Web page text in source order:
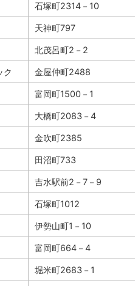
石塚町2314－10
天神町797
北茂呂町2－2
ク 金屋仲町2488
富岡町1500－1
大橋町2083－4
金吹町2385
田沼町733
吉水駅前2－7－9
石塚町1012
伊勢山町1－10
富岡町664－4
堀米町2683－1